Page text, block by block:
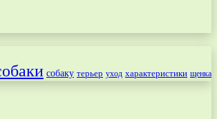
собаку терьер уход характеристики щенка